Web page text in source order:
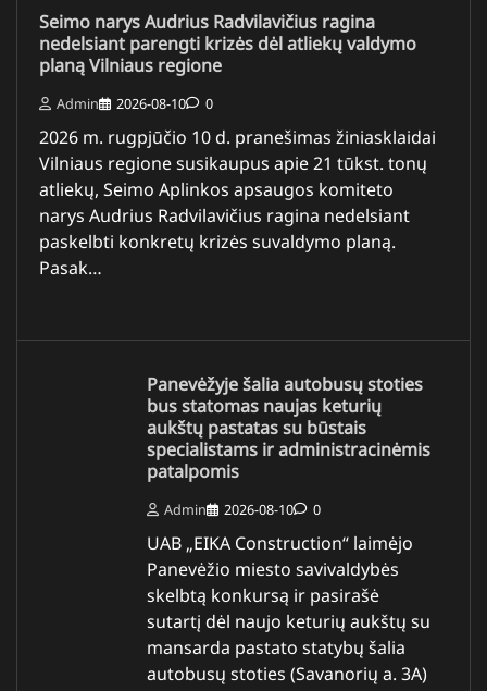
Seimo narys Audrius Radvilavičius ragina
nedelsiant parengti krizės dėl atliekų valdymo
planą Vilniaus regione
Admin 2026-08-10 0
2026 m. rugpjūčio 10 d. pranešimas žiniasklaidai
Vilniaus regione susikaupus apie 21 tūkst. tonų
atliekų, Seimo Aplinkos apsaugos komiteto
narys Audrius Radvilavičius ragina nedelsiant
paskelbti konkretų krizės suvaldymo planą.
Pasak…
Panevėžyje šalia autobusų stoties
bus statomas naujas keturių
aukštų pastatas su būstais
specialistams ir administracinėmis
patalpomis
Admin 2026-08-10 0
UAB „EIKA Construction“ laimėjo
Panevėžio miesto savivaldybės
skelbtą konkursą ir pasirašė
sutartį dėl naujo keturių aukštų su
mansarda pastato statybų šalia
autobusų stoties (Savanorių a. 3A)